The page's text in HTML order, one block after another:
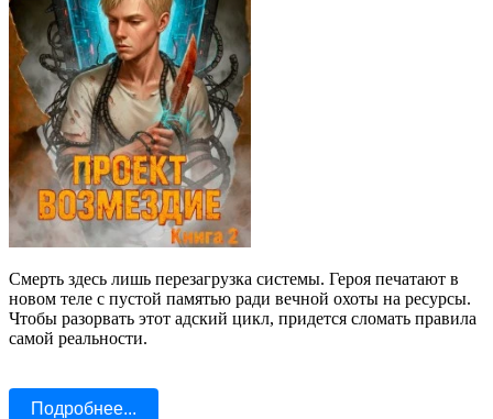
Смерть здесь лишь перезагрузка системы. Героя печатают в
новом теле с пустой памятью ради вечной охоты на ресурсы.
Чтобы разорвать этот адский цикл, придется сломать правила
самой реальности.
Подробнее...